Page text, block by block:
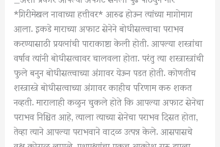
*गिरीमेखल नावाच्या हत्तीवर* आरुढ होऊन त्यांच्या मागोमाग
आला. इकडे माराच्या अफाट सेनेने बोधीसत्त्वाचा पराभव
करण्यासाठी प्रयत्नांची पाराकाष्टा केली होती. आपल्या शस्त्रांचा
वर्षाव त्यांनी बोधीसत्वावर चालवला होता. परंतु त्या शस्त्रास्त्रांची
फुले बनुन बोधीसत्त्वाच्या अंगावर येऊन पडत होती. कोणतीच
शस्त्रास्त्रे बोधीसत्वाच्या अंगावर काहीच परिणाम करु शकत
नव्हती. मारालाही कळुन चुकले होते कि आपल्या अफाट सेनेचा
पराभव निश्चित आहे, त्याला त्याच्या सेनेचा पराभव दिसत होता,
तेव्हा त्याने आपल्या पराभवाने वादळ उत्पन्न केले. आसपासचे